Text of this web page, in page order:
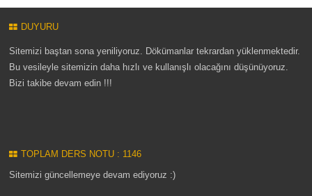
DUYURU
Sitemizi baştan sona yeniliyoruz. Dökümanlar tekrardan yüklenmektedir.
Bu vesileyle sitemizin daha hızlı ve kullanışlı olacağını düşünüyoruz.
Bizi takibe devam edin !!!
TOPLAM DERS NOTU : 1146
Sitemizi güncellemeye devam ediyoruz :)